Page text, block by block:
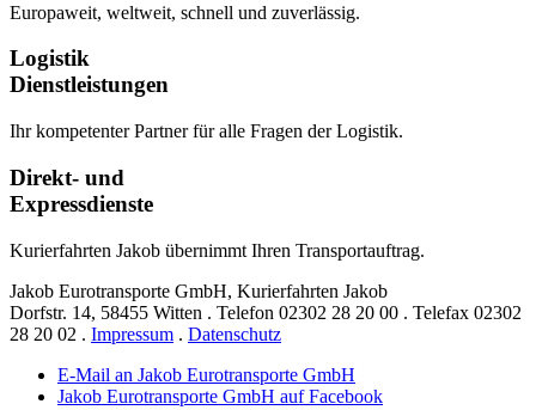
Europaweit, weltweit, schnell und zuverlässig.
Logistik
Dienstleistungen
Ihr kompetenter Partner für alle Fragen der Logistik.
Direkt- und
Expressdienste
Kurierfahrten Jakob übernimmt Ihren Transportauftrag.
Jakob Eurotransporte GmbH, Kurierfahrten Jakob
Dorfstr. 14, 58455 Witten . Telefon 02302 28 20 00 . Telefax 02302
28 20 02 . Impressum . Datenschutz
E-Mail an Jakob Eurotransporte GmbH
Jakob Eurotransporte GmbH auf Facebook